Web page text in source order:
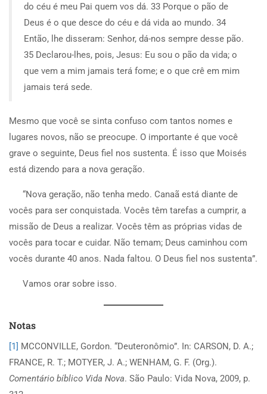
do céu é meu Pai quem vos dá. 33 Porque o pão de
Deus é o que desce do céu e dá vida ao mundo. 34
Então, lhe disseram: Senhor, dá-nos sempre desse pão.
35 Declarou-lhes, pois, Jesus: Eu sou o pão da vida; o
que vem a mim jamais terá fome; e o que crê em mim
jamais terá sede.
Mesmo que você se sinta confuso com tantos nomes e
lugares novos, não se preocupe. O importante é que você
grave o seguinte, Deus fiel nos sustenta. É isso que Moisés
está dizendo para a nova geração.
“Nova geração, não tenha medo. Canaã está diante de
vocês para ser conquistada. Vocês têm tarefas a cumprir, a
missão de Deus a realizar. Vocês têm as próprias vidas de
vocês para tocar e cuidar. Não temam; Deus caminhou com
vocês durante 40 anos. Nada faltou. O Deus fiel nos sustenta”.
Vamos orar sobre isso.
Notas
[1] MCCONVILLE, Gordon. “Deuteronômio”. In: CARSON, D. A.;
FRANCE, R. T.; MOTYER, J. A.; WENHAM, G. F. (Org.).
Comentário bíblico Vida Nova. São Paulo: Vida Nova, 2009, p.